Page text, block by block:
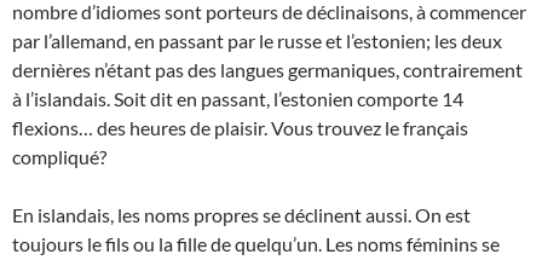
nombre d’idiomes sont porteurs de déclinaisons, à commencer
par l’allemand, en passant par le russe et l’estonien; les deux
dernières n’étant pas des langues germaniques, contrairement
à l’islandais. Soit dit en passant, l’estonien comporte 14
flexions… des heures de plaisir. Vous trouvez le français
compliqué?
En islandais, les noms propres se déclinent aussi. On est
toujours le fils ou la fille de quelqu’un. Les noms féminins se